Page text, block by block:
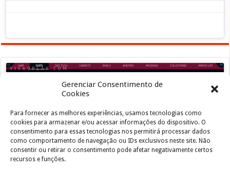
Gerenciar Consentimento de
Cookies
Para fornecer as melhores experiências, usamos tecnologias como
cookies para armazenar e/ou acessar informações do dispositivo. O
consentimento para essas tecnologias nos permitirá processar dados
como comportamento de navegação ou IDs exclusivos neste site. Não
consentir ou retirar o consentimento pode afetar negativamente certos
recursos e funções.
Clique para aceitar os cookies marketing e
ativar este conteúdo